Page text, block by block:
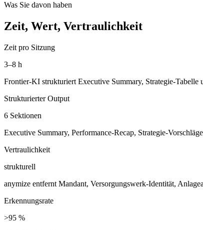
Was Sie davon haben
Zeit, Wert, Vertraulichkeit
Zeit pro Sitzung
3–8 h
Frontier-KI strukturiert Executive Summary, Strategie-
Strukturierter Output
6 Sektionen
Executive Summary, Performance-Recap, Strategie-
Vertraulichkeit
strukturell
anymize entfernt Mandant, Versorgungswerk-Identität,
Erkennungsrate
>95 %